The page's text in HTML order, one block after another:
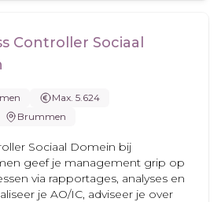
Controller Sociaal
Max. 5.624
Brummen
Sociaal Domein bij
geef je management grip op
via rapportages, analyses en
je AO/IC, adviseer je over